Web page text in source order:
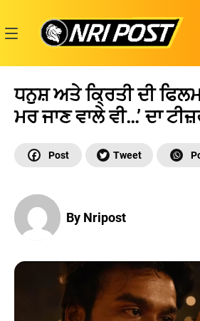
content
ਧਨੁਸ਼ ਅਤੇ ਕ੍ਰਿਤੀ ਦੀ
ਮਰ ਜਾਣ ਵਾਲੇ ਵੀ…’ ਦਾ
By Nripost